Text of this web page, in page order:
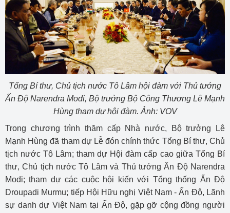
Tổng Bí thư, Chủ tịch nước Tô Lâm hội đàm với Thủ tướng
Ấn Độ Narendra Modi, Bộ trưởng Bộ Công Thương Lê Mạnh
Hùng tham dự hội đàm. Ảnh: VOV
Trong chương trình thăm cấp Nhà nước, Bộ trưởng Lê
Mạnh Hùng đã tham dự Lễ đón chính thức Tổng Bí thư, Chủ
tịch nước Tô Lâm; tham dự Hội đàm cấp cao giữa Tổng Bí
thư, Chủ tịch nước Tô Lâm và Thủ tướng Ấn Độ Narendra
Modi; tham dự các cuộc hội kiến với Tổng thống Ấn Độ
Droupadi Murmu; tiếp Hội Hữu nghị Việt Nam - Ấn Độ, Lãnh
sự danh dự Việt Nam tại Ấn Độ, gặp gỡ cộng đồng người